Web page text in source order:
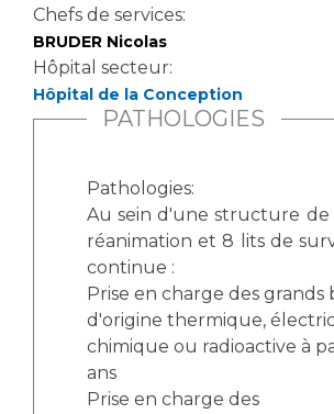
Chefs de services:
BRUDER Nicolas
Hôpital secteur:
Hôpital de la Conception
PATHOLOGIES
Pathologies:
Au sein d'une structure de
réanimation et 8 lits de
continue :
Prise en charge des grands
d'origine thermique,
chimique ou radioactive à
ans
Prise en charge des